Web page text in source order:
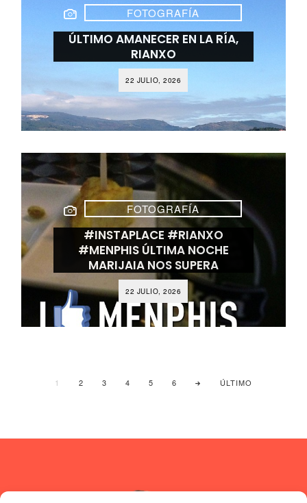
FOTOGRAFÍA
ÚLTIMO AMANECER EN LA RÍA,
RIANXO
22 JULIO, 2026
FOTOGRAFÍA
#INSTAPLACE #RIANXO
#MENPHIS ÚLTIMA NOCHE
MARIJAIA NOS SUPERA
22 JULIO, 2026
1 2 3 4 5 6 ÚLTIMO